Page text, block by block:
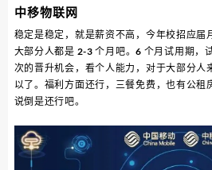
中移物联网
稳定是稳定，就是薪资不高，今年校招应届
大部分人都是 2-3 个月吧。6 个月试用期，
次的晋升机会，看个人能力，对于大部分人
以了。福利方面还行，三餐免费，也有公租
说倒是还行吧。